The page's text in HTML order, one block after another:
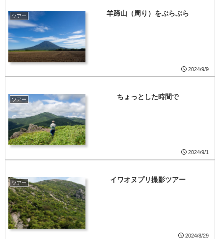
ツアー 羊蹄山（周り）をぶらぶら
2024/9/9
ツアー ちょっとした時間で
2024/9/1
ツアー イワオヌプリ撮影ツアー
2024/8/29